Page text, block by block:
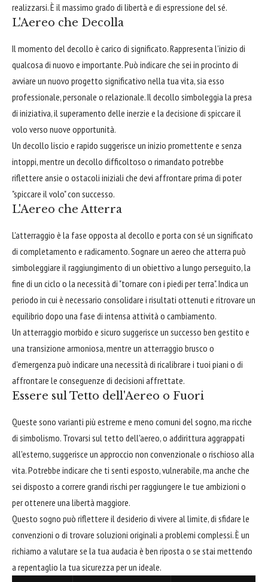
realizzarsi. È il massimo grado di libertà e di espressione del sé.
L'Aereo che Decolla
Il momento del decollo è carico di significato. Rappresenta l'inizio di
qualcosa di nuovo e importante. Può indicare che sei in procinto di
avviare un nuovo progetto significativo nella tua vita, sia esso
professionale, personale o relazionale. Il decollo simboleggia la presa
di iniziativa, il superamento delle inerzie e la decisione di spiccare il
volo verso nuove opportunità.
Un decollo liscio e rapido suggerisce un inizio promettente e senza
intoppi, mentre un decollo difficoltoso o rimandato potrebbe
riflettere ansie o ostacoli iniziali che devi affrontare prima di poter
"spiccare il volo" con successo.
L'Aereo che Atterra
L'atterraggio è la fase opposta al decollo e porta con sé un significato
di completamento e radicamento. Sognare un aereo che atterra può
simboleggiare il raggiungimento di un obiettivo a lungo perseguito, la
fine di un ciclo o la necessità di "tornare con i piedi per terra". Indica un
periodo in cui è necessario consolidare i risultati ottenuti e ritrovare un
equilibrio dopo una fase di intensa attività o cambiamento.
Un atterraggio morbido e sicuro suggerisce un successo ben gestito e
una transizione armoniosa, mentre un atterraggio brusco o
d'emergenza può indicare una necessità di ricalibrare i tuoi piani o di
affrontare le conseguenze di decisioni affrettate.
Essere sul Tetto dell'Aereo o Fuori
Queste sono varianti più estreme e meno comuni del sogno, ma ricche
di simbolismo. Trovarsi sul tetto dell'aereo, o addirittura aggrappati
all'esterno, suggerisce un approccio non convenzionale o rischioso alla
vita. Potrebbe indicare che ti senti esposto, vulnerabile, ma anche che
sei disposto a correre grandi rischi per raggiungere le tue ambizioni o
per ottenere una libertà maggiore.
Questo sogno può riflettere il desiderio di vivere al limite, di sfidare le
convenzioni o di trovare soluzioni originali a problemi complessi. È un
richiamo a valutare se la tua audacia è ben riposta o se stai mettendo
a repentaglio la tua sicurezza per un ideale.